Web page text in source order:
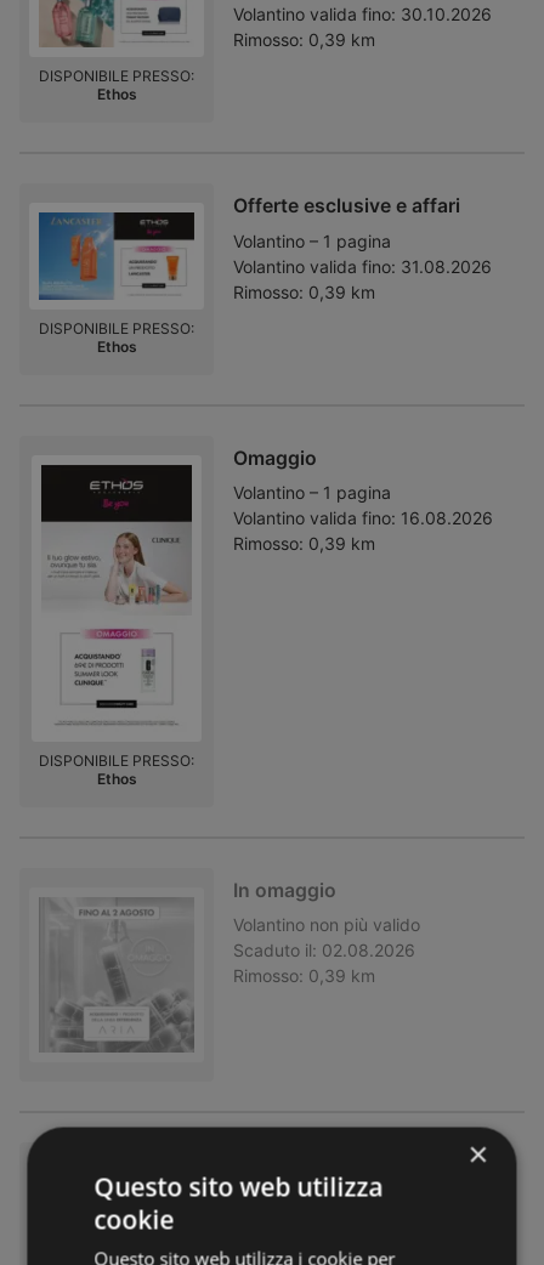
Volantino valida fino: 30.10.2026
Rimosso: 0,39 km
DISPONIBILE PRESSO:
Ethos
Offerte esclusive e affari
Volantino – 1 pagina
Volantino valida fino: 31.08.2026
Rimosso: 0,39 km
DISPONIBILE PRESSO:
Ethos
Omaggio
Volantino – 1 pagina
Volantino valida fino: 16.08.2026
Rimosso: 0,39 km
DISPONIBILE PRESSO:
Ethos
In omaggio
Volantino non più valido
Scaduto il: 02.08.2026
Rimosso: 0,39 km
Volantino non più valido
Rimosso: 0,39 km
×
Questo sito web utilizza
cookie
Questo sito web utilizza i cookie per